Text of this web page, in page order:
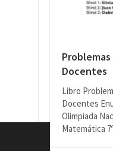
Problemas
Docentes
Libro
Docentes
Olimpiada
Matemática